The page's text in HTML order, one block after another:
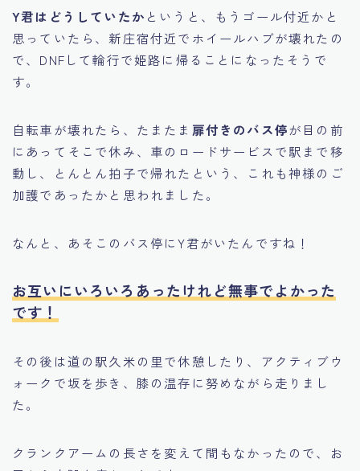
Y君はどうしていたか というと、もうゴール付近かと
思っていたら、新庄宿付近でホイールハブが壊れたの
で、DNFして輪行で姫路に帰ることになったそうで
す。
自転車が壊れたら、たまたま 扉付きのバス停が目の前
にあってそこで休み、車のロードサービスで駅まで移
動し、とんとん拍子で帰れたという、これも神様のご
加護であったかと思われました。
なんと、あそこのバス停にY君がいたんですね！
お互いにいろいろあったけれど無事でよかった
です！
その後は道の駅久米の里で休憩したり、アクティブウ
ォークで坂を歩き、膝の温存に努めながら走りまし
た。
クランクアームの長さを変えて間もなかったので、お